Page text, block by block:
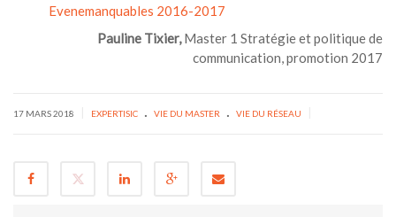
Evenemanquables 2016-2017
Pauline Tixier,Master 1 Stratégie et politique de
communication, promotion 2017
17 MARS 2018 EXPERTISIC . VIE DU MASTER . VIE DU RÉSEAU